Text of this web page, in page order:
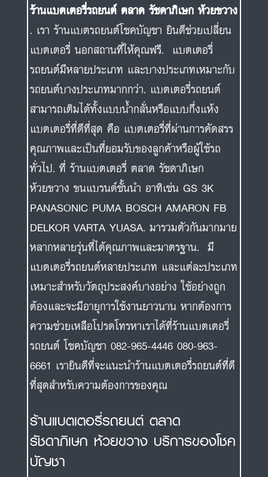
ร้านแบตเตอรี่รถยนต์ ตลาด รัชดาภิเษก ห้วยขวาง
. เรา ร้านแบตรถยนต์โชคบัญชา ยินดีช่วยเปลี่ยน
แบตเตอรี่ นอกสถานที่ให้คุณฟรี. แบตเตอรี่
รถยนต์มีหลายประเภท และบางประเภทเหมาะกับ
รถยนต์บางประเภทมากกว่า. แบตเตอรี่รถยนต์
สามารถเติมได้ทั้งแบบน้ำกลั่นหรือแบบกึ่งแห้ง
แบตเตอรี่ที่ดีที่สุด คือ แบตเตอรี่ที่ผ่านการคัดสรร
คุณภาพและเป็นที่ยอมรับของลูกค้าหรือผู้ใช้รถ
ทั่วไป. ที่ ร้านแบตเตอรี่ ตลาด รัชดาภิเษก
ห้วยขวาง ขนแบรนด์ชั้นนำ อาทิเช่น GS 3K
PANASONIC PUMA BOSCH AMARON FB
DELKOR VARTA YUASA. มารวมตัวกันมากมาย
หลากหลายรุ่นที่ได้คุณภาพและมาตรฐาน. มี
แบตเตอรี่รถยนต์หลายประเภท และแต่ละประเภท
เหมาะสำหรับวัตถุประสงค์บางอย่าง ใช้อย่างถูก
ต้องและจะมีอายุการใช้งานยาวนาน หากต้องการ
ความช่วยเหลือโปรดโทรหาเราได้ที่ร้านแบตเตอรี่
รถยนต์ โชคบัญชา 082-965-4446 080-963-
6661 เรายินดีที่จะแนะนำร้านแบตเตอรี่รถยนต์ที่ดี
ที่สุดสำหรับความต้องการของคุณ
ร้านแบตเตอรี่รถยนต์ ตลาด
รัชดาภิเษก ห้วยขวาง บริการของโชค
บัญชา